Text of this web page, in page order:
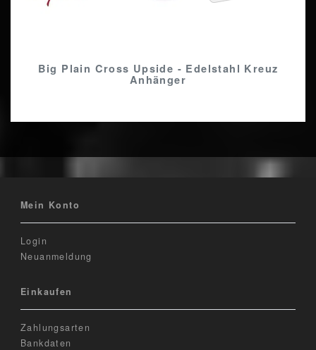
Big Plain Cross Upside - Edelstahl Kreuz
Anhänger
Mein Konto
Login
Neuanmeldung
Einkaufen
Zahlungsarten
Bankdaten